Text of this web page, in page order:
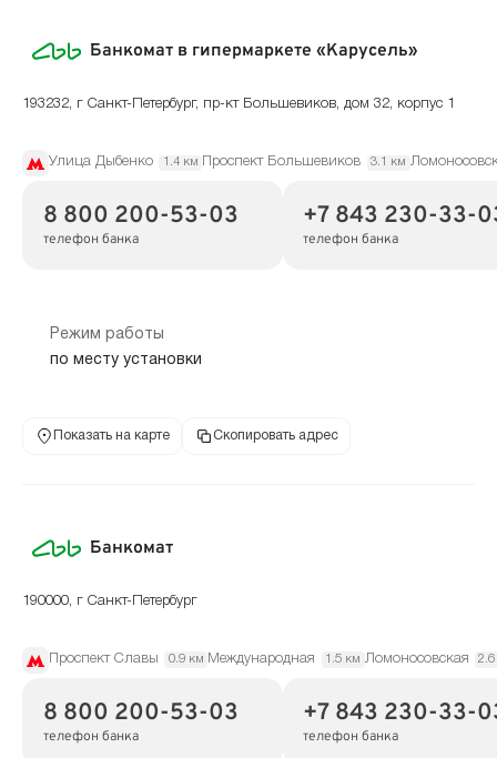
Банкомат в гипермаркете «Карусель»
193232, г Санкт-Петербург, пр-кт Большевиков, дом 32, корпус 1
Улица Дыбенко 1.4 км Проспект Большевиков 3.1 км
8 800 200-53-03
телефон банка
+7 843 230-33-
телефон банка
Режим работы
по месту установки
Показать на карте Скопировать адрес
Банкомат
190000, г Санкт-Петербург
Проспект Славы 0.9 км Международная 1.5 км Ломоносовская
8 800 200-53-03
телефон банка
+7 843 230-33-
телефон банка